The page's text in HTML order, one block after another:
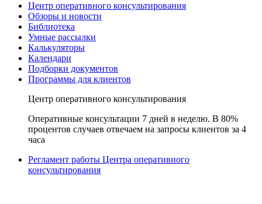
Центр оперативного консультирования
Обзоры и новости
Библиотека
Умные рассылки
Калькуляторы
Календари
Подборки документов
Программы для клиентов
Центр оперативного консультирования
Оперативные консультации 7 дней в неделю. В 80%
процентов случаев отвечаем на запросы клиентов за 4
часа
Регламент работы Центра оперативного
консультирования